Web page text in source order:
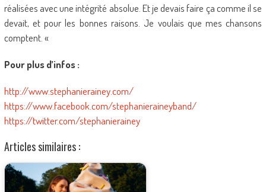
réalisées avec une intégrité absolue. Et je devais faire ça comme il se
devait, et pour les bonnes raisons. Je voulais que mes chansons
comptent. «
Pour plus d’infos :
http://www.stephanierainey.com/
https://www.facebook.com/stephanieraineyband/
https://twitter.com/stephanierainey
Articles similaires :